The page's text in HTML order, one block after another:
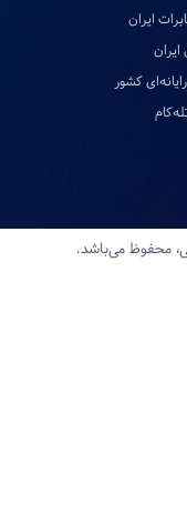
ایران
کشور
محفوظ می‌باشد.